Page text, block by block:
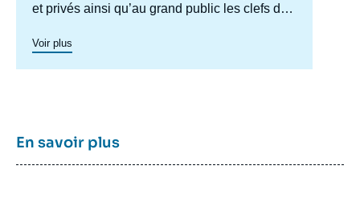
et privés ainsi qu’au grand public les clefs de
modes de conflictualité contemporains et à
venir. Par son positionnement à la jointure du
politique et de l’opérationnel, la crédibilité de
dans le paysage français des
pôle unique de recherche et d’influence sur le
débat de défense national et international.
Voir plus
En savoir plus